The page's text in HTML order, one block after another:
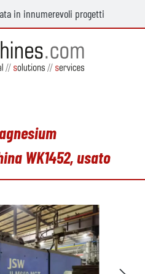
in innumerevoli progetti
WK1452, usato